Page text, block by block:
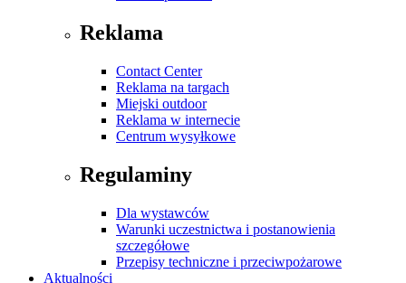
Reklama
Contact Center
Reklama na targach
Miejski outdoor
Reklama w internecie
Centrum wysyłkowe
Regulaminy
Dla wystawców
Warunki uczestnictwa i postanowienia
szczegółowe
Przepisy techniczne i przeciwpożarowe
Aktualności